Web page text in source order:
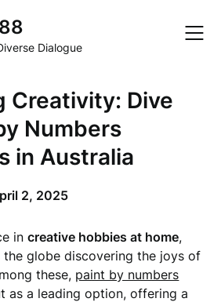
Dialogue
Creativity: Dive
Numbers
in Australia
2, 2025
increative hobbies at home,
globe discovering the joys of
these, paint by numbers
as a leading option, offering a